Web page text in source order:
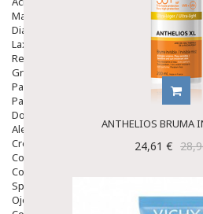
Mala Digestion
Diarrea / Estreñimiento / Vómitos
Laxantes
Resfriados
Gripe Y Resfriados
Para La Tos
Para Descongestionar La Nariz
Dolor De Garganta
Alergias Y Picaduras
Cremas
Comprimidos
Colirios
Sprays
Ojos Y Oidos
ANTHELIOS BRUMA
24,61 €